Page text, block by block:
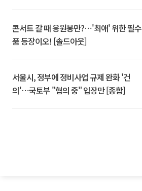
콘서트 갈 때 응원봉만?⋯'최애' 위한 필수
품 등장이오! [솔드아웃]
서울시, 정부에 정비사업 규제 완화 '건
의'⋯국토부 "협의 중" 입장만 [종합]